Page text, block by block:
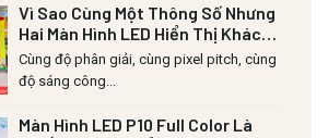
Vì Sao Cùng Một Thông Số Nhưng
Hai Màn Hình LED Hiển Thị Khác
Nhau?
Cùng độ phân giải, cùng pixel pitch, cùng
độ sáng công...
Màn Hình LED P10 Full Color Là